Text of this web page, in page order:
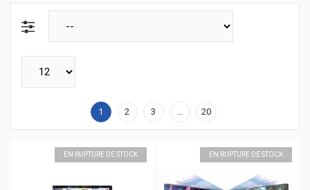
1 2 3 ... 20
EN RUPTURE DE STOCK EN RUPTURE DE STOCK